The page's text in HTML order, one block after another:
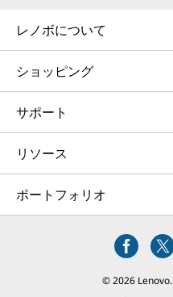
効率化します。 さら
環境で実行されるた
確保しながら、途切れ
ークフロー
2x Thunderbolt 5 (Type-C/
USB 10Gbps (Type-A/USB
カードスロット
SDカードリーダー (SD
WWAN
5G Sub6搭載可能
レノボについて
ショッピング
サポート
リソース
ポートフォリオ
© 2026